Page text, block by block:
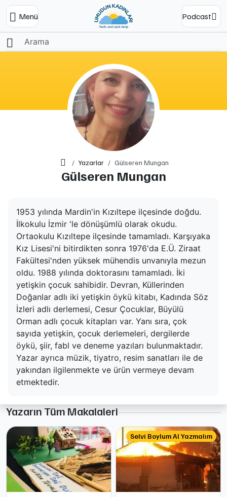
Menü Podcast
Ana SayfaYazarlar Gülseren Mungan
Gülseren Mungan
1953 yılında Mardin'in Kızıltepe ilçesinde doğdu.
İlkokulu İzmir 'le dönüşümlü olarak okudu.
Ortaokulu Kızıltepe ilçesinde tamamladı. Karşıyaka
Kız Lisesi'ni bitirdikten sonra 1976'da E.Ü. Ziraat
Fakültesi'nden yüksek mühendis unvanıyla mezun
oldu. 1988 yılında doktorasını tamamladı. İki
yetişkin çocuk sahibidir. Devran, Küllerinden
Doğanlar adlı iki yetişkin öykü kitabı, Kadında Söz
İzleri adlı derlemesi, Cesur Çocuklar, Büyülü
Orman adlı çocuk kitapları var. Yanı sıra, çok
sayıda yetişkin, çocuk derlemeleri, dergilerde
öykü, şiir, fabl ve deneme yazıları bulunmaktadır.
Yazar ayrıca müzik, tiyatro, resim sanatları ile de
yakından ilgilenmekte ve ürün vermeye devam
etmektedir.
Yazarın Tüm Makalaleri
Selvi Boylum Al Yazmalım